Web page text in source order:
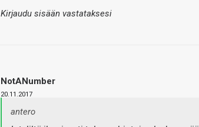
Kirjaudu sisään vastataksesi
NotANumber
20.11.2017
antero